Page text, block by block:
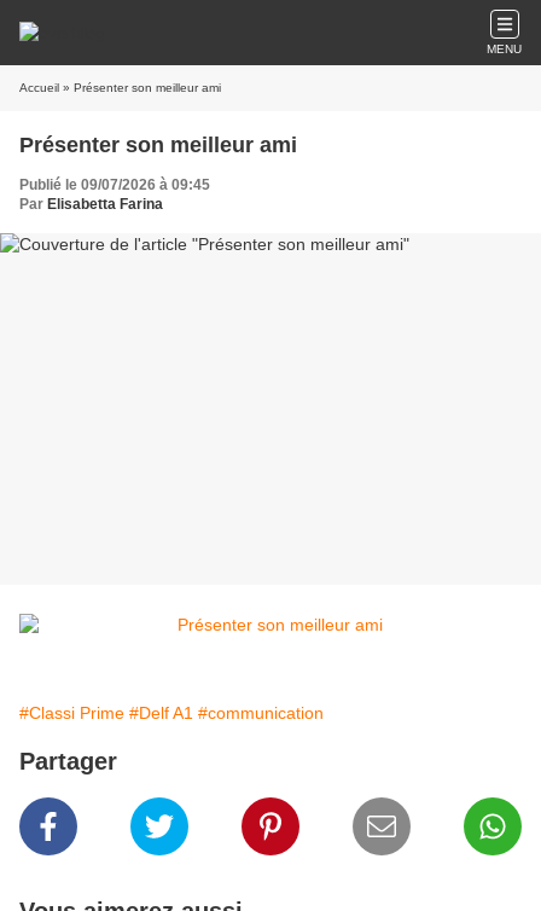
MENU
Accueil » Présenter son meilleur ami
Présenter son meilleur ami
Publié le 09/07/2026 à 09:45
Par Elisabetta Farina
#Classi Prime #Delf A1 #communication
Partager